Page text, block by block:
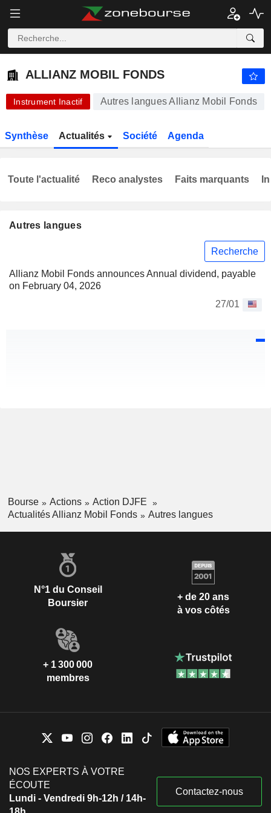
ALLIANZ MOBIL FONDS - € -
ALLIANZ MOBIL FONDS
Instrument Inactif Autres langues Allianz Mobil Fonds
Synthèse Actualités Société Agenda
Autres langues
Recherche
Allianz Mobil Fonds announces Annual dividend, payable
on February 04, 2026
27/01
Toute l'actualité Reco analystes Faits marquants
Bourse Actions
Action DJFE
Actualités Allianz Mobil Fonds
Autres langues
N°1 du Conseil
Boursier
+ de 20 ans
à vos côtés
+ 1 300 000
membres
NOS EXPERTS À VOTRE
ÉCOUTE
Lundi - Vendredi 9h-12h / 14h-
Contactez-nous